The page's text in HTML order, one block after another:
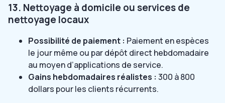
13. Nettoyage à domicile ou services de
nettoyage locaux
Possibilité de paiement : Paiement en espèces
le jour même ou par dépôt direct hebdomadaire
au moyen d’applications de service.
Gains hebdomadaires réalistes : 300 à 800
dollars pour les clients récurrents.